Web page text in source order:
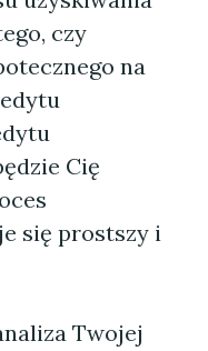
czy
na
Cię
się prostszy i
Twojej